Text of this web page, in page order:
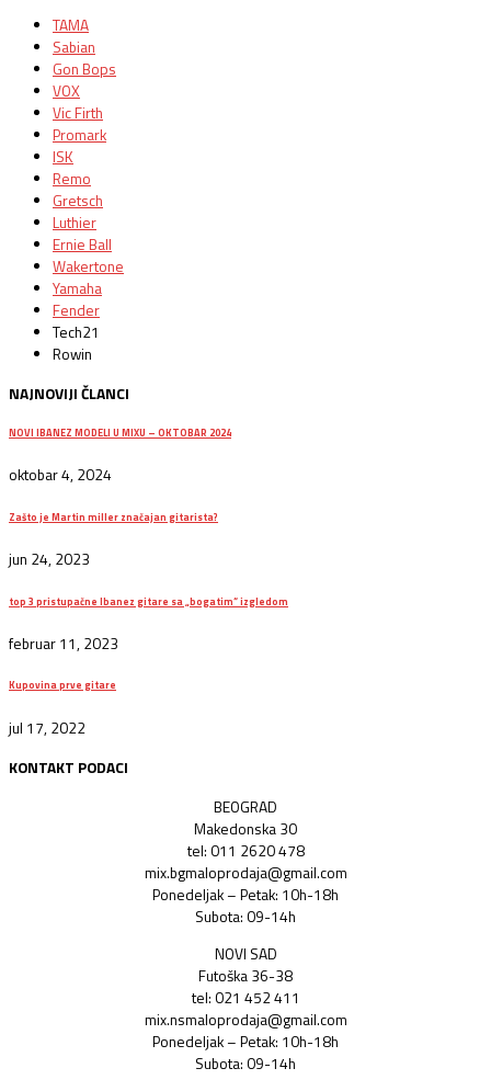
TAMA
Sabian
Gon Bops
VOX
Vic Firth
Promark
ISK
Remo
Gretsch
Luthier
Ernie Ball
Wakertone
Yamaha
Fender
Tech21
Rowin
NAJNOVIJI ČLANCI
NOVI IBANEZ MODELI U MIXU – OKTOBAR 2024
oktobar 4, 2024
Zašto je Martin miller značajan gitarista?
jun 24, 2023
top 3 pristupačne Ibanez gitare sa „bogatim“ izgledom
februar 11, 2023
Kupovina prve gitare
jul 17, 2022
KONTAKT PODACI
BEOGRAD
Makedonska 30
tel: 011 2620 478
mix.bgmaloprodaja@gmail.com
Ponedeljak – Petak: 10h-18h
Subota: 09-14h
NOVI SAD
Futoška 36-38
tel: 021 452 411
mix.nsmaloprodaja@gmail.com
Ponedeljak – Petak: 10h-18h
Subota: 09-14h